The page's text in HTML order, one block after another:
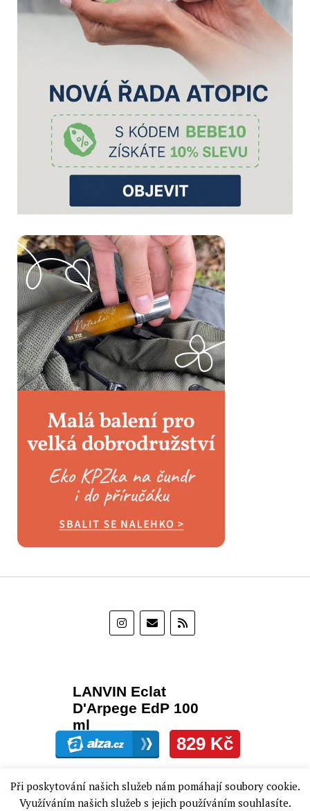
Při poskytování našich služeb nám pomáhají soubory cookie.
Využíváním našich služeb s jejich používáním souhlasíte.